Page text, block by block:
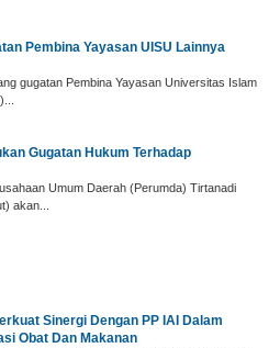
Pembina Yayasan UISU Lainnya
gugatan Pembina Yayasan Universitas Islam
Gugatan Hukum Terhadap
Umum Daerah (Perumda) Tirtanadi
akan...
Sinergi Dengan PP IAI Dalam
Obat Dan Makanan